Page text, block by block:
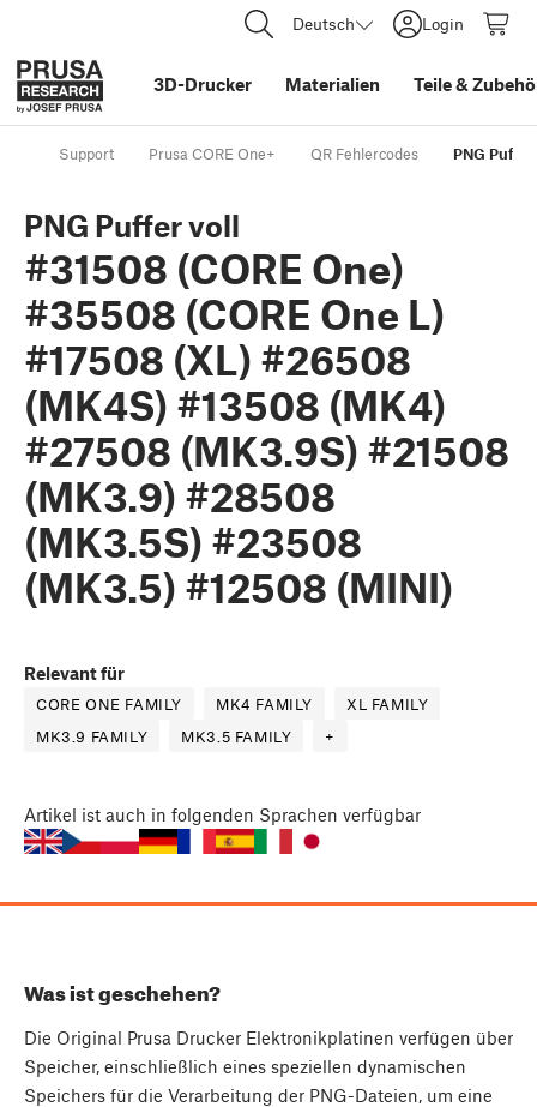
Deutsch Login
3D-Drucker Materialien Teile&
Support Prusa CORE One+ QR Fehlercodes PNG
PNG Puffer voll
#31508 (CORE One)
#35508 (CORE One L)
#17508 (XL) #26508
(MK4S) #13508 (MK4)
#27508 (MK3.9S) #21508
(MK3.9) #28508
(MK3.5S) #23508
(MK3.5) #12508 (MINI)
Relevant für
CORE ONE FAMILY MK4 FAMILY
XL FAMILY
MK3.9 FAMILY
MK3.5 FAMILY +
Artikel ist auch in folgenden Sprachen verfügbar
Was ist geschehen?
Die Original Prusa Drucker Elektronikplatinen verfügen über
Speicher, einschließlich eines speziellen dynamischen
Speichers für die Verarbeitung der PNG-Dateien, um eine